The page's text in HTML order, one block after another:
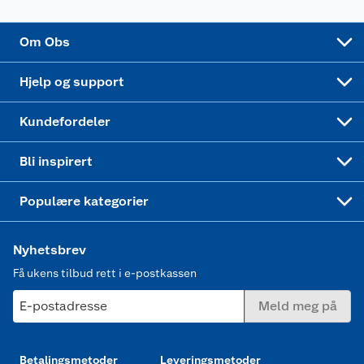
Om Obs
Hjelp og support
Kundefordeler
Bli inspirert
Populære kategorier
Nyhetsbrev
Få ukens tilbud rett i e-postkassen
E-postadresse Meld meg på
Betalingsmetoder Leveringsmetoder